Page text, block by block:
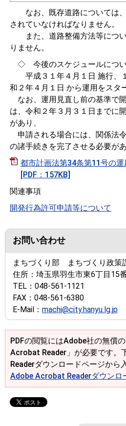
なお、既存道路については、
されていなければなりません。
また、道路整備方法等につい
りません。
◇ 今後のスケジュールにつ
平成３１年４月１日 施行、
和２年４月１日 から運用をスタ
なお、運用見直し前の基準で
は、令和２年３月３１日までに
があり、
申請される場合には、関係法
の諸手続きを完了させる必要があ
都市計画法第34条第11号の
[PDF：157KB]
関連事項
開発行為許可申請等について
お問い合わせ
まちづくり部 まちづくり政策
住所： 埼玉県羽生市東6丁目15
TEL： 048-561-1121
FAX： 048-561-6380
E-Mail： machi@city.hanyu.lg.jp
PDFの閲覧にはAdobe社の無償
Acrobat Reader」が必要です。
Readerダウンロードページから
Adobe Acrobat Readerダウンロ